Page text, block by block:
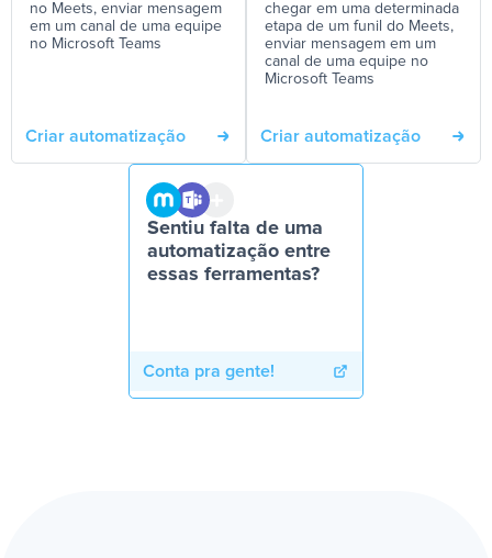
no Meets, enviar mensagem
em um canal de uma equipe
no Microsoft Teams
Criar automatização
chegar em uma determinada
etapa de um funil do Meets,
enviar mensagem em um
canal de uma equipe no
Microsoft Teams
Criar automatização
Sentiu falta de uma
automatização entre
essas ferramentas?
Conta pra gente!